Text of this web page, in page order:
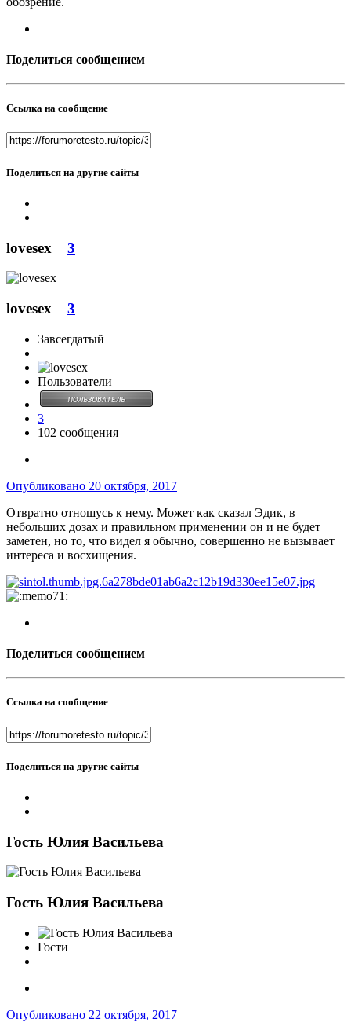
Поделиться сообщением
Ссылка на сообщение
Поделиться на другие сайты
lovesex 3
lovesex 3
Завсегдатый
Пользователи
3
102 сообщения
Опубликовано 20 октября, 2017
Отвратно отношусь к нему. Может как сказал Эдик, в
небольших дозах и правильном применении он и не будет
заметен, но то, что видел я обычно, совершенно не вызывает
интереса и восхищения.
Поделиться сообщением
Ссылка на сообщение
Поделиться на другие сайты
Гость Юлия Васильева
Гость Юлия Васильева
Гости
Опубликовано 22 октября, 2017